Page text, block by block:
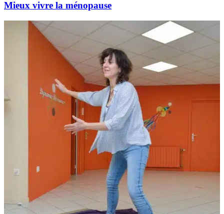
Mieux vivre la ménopause